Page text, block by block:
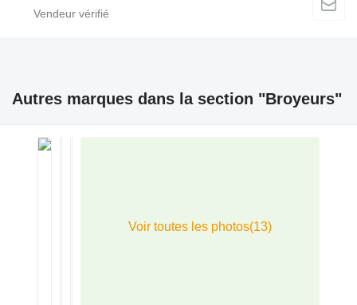
Autres marques dans la section "Broyeurs"